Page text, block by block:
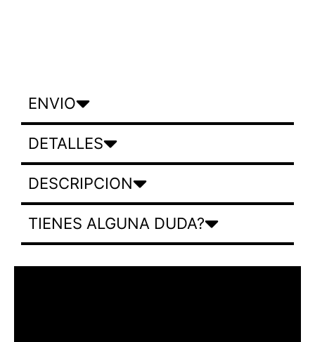
ENVIO
DETALLES
DESCRIPCION
TIENES ALGUNA DUDA?